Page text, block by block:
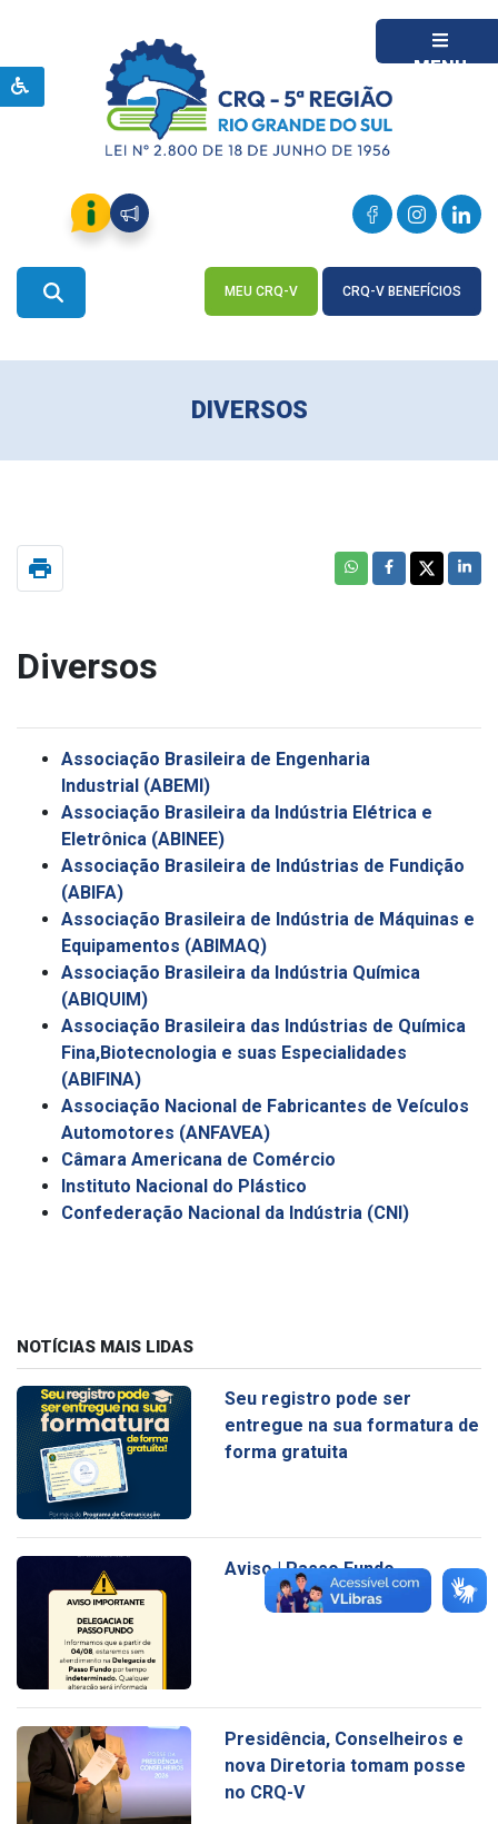
MENU
MEU CRQ-V CRQ-V BENEFÍCIOS
DIVERSOS
print
Diversos
Associação Brasileira de Engenharia
Industrial (ABEMI)
Associação Brasileira da Indústria Elétrica e
Eletrônica (ABINEE)
Associação Brasileira de Indústrias de Fundição
(ABIFA)
Associação Brasileira de Indústria de Máquinas e
Equipamentos (ABIMAQ)
Associação Brasileira da Indústria Química
(ABIQUIM)
Associação Brasileira das Indústrias de Química
Fina,Biotecnologia e suas Especialidades
(ABIFINA)
Associação Nacional de Fabricantes de Veículos
Automotores (ANFAVEA)
Câmara Americana de Comércio
Instituto Nacional do Plástico
Confederação Nacional da Indústria (CNI)
NOTÍCIAS MAIS LIDAS
Seu registro pode ser
entregue na sua formatura de
forma gratuita
Aviso | Passo Fundo
Presidência, Conselheiros e
nova Diretoria tomam posse
no CRQ-V